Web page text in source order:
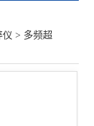
仪 > 多频超